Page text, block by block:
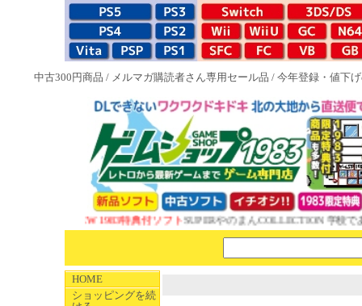
中古300円商品 / メルマガ購読者さん専用セール品 / 今年登録・値下
NEW 1983特典付ソフトSUPERやのまんCOLLECTION 学校であっ
HOME
ショッピングを続